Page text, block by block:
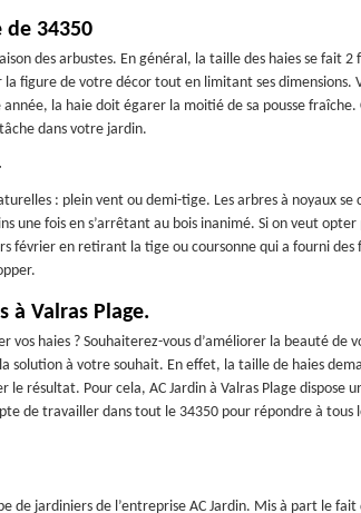
de 34350
des arbustes. En général, la taille des haies se fait 2
figure de votre décor tout en limitant ses dimensions.
la haie doit égarer la moitié de sa pousse fraîche.
dans votre jardin.
: plein vent ou demi-tige. Les arbres à noyaux
une fois en s’arrêtant au bois inanimé. Si on veut
février en retirant la tige ou coursonne qui a fourni des
à Valras Plage.
vos haies ? Souhaiterez-vous d’améliorer la beauté de
solution à votre souhait. En effet, la taille de haies
résultat. Pour cela, AC Jardin à Valras Plage dispose
de travailler dans tout le 34350 pour répondre à tous
de jardiniers de l’entreprise AC Jardin. Mis à part le fait